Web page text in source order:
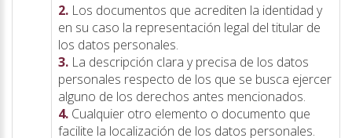
2. Los documentos que acrediten la identidad y
en su caso la representación legal del titular de
los datos personales.
3. La descripción clara y precisa de los datos
personales respecto de los que se busca ejercer
alguno de los derechos antes mencionados.
4. Cualquier otro elemento o documento que
facilite la localización de los datos personales.